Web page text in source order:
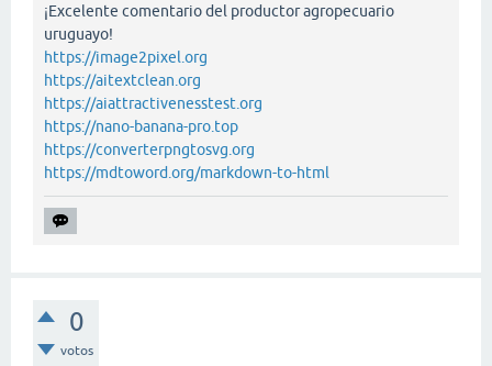
¡Excelente comentario del productor agropecuario
uruguayo!
https://image2pixel.org
https://aitextclean.org
https://aiattractivenesstest.org
https://nano-banana-pro.top
https://converterpngtosvg.org
https://mdtoword.org/markdown-to-html
0
votos